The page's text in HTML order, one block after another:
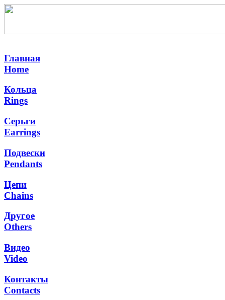
Главная
Home
Кольца
Rings
Серьги
Earrings
Подвески
Pendants
Цепи
Chains
Другое
Others
Видео
Video
Контакты
Contacts